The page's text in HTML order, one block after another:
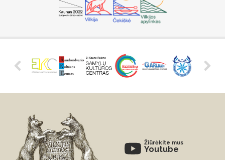
Žiūrėkite mus
Youtube